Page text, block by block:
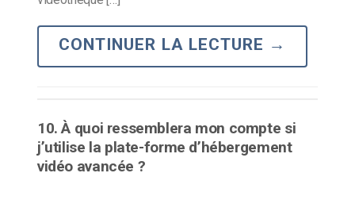
CONTINUER LA LECTURE →
10. À quoi ressemblera mon compte si
j’utilise la plate-forme d’hébergement
vidéo avancée ?